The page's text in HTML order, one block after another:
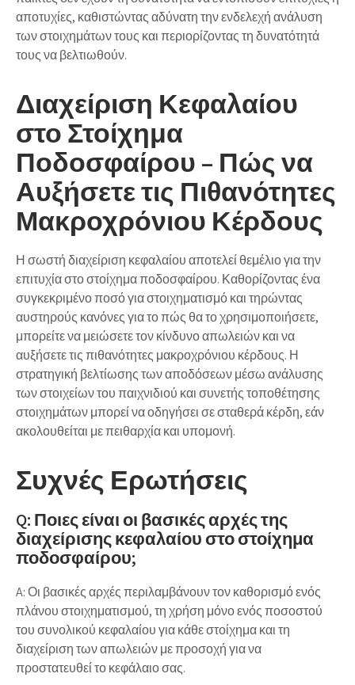
αποτυχίες, καθιστώντας αδύνατη την ενδελεχή ανάλυση
των στοιχημάτων τους και περιορίζοντας τη δυνατότητά
τους να βελτιωθούν.
Διαχείριση Κεφαλαίου
στο Στοίχημα
Ποδοσφαίρου – Πώς να
Αυξήσετε τις Πιθανότητες
Μακροχρόνιου Κέρδους
Η σωστή διαχείριση κεφαλαίου αποτελεί θεμέλιο για την
επιτυχία στο στοίχημα ποδοσφαίρου. Καθορίζοντας ένα
συγκεκριμένο ποσό για στοιχηματισμό και τηρώντας
αυστηρούς κανόνες για το πώς θα το χρησιμοποιήσετε,
μπορείτε να μειώσετε τον κίνδυνο απωλειών και να
αυξήσετε τις πιθανότητες μακροχρόνιου κέρδους. Η
στρατηγική βελτίωσης των αποδόσεων μέσω ανάλυσης
των στοιχείων του παιχνιδιού και συνετής τοποθέτησης
στοιχημάτων μπορεί να οδηγήσει σε σταθερά κέρδη, εάν
ακολουθείται με πειθαρχία και υπομονή.
Συχνές Ερωτήσεις
Q: Ποιες είναι οι βασικές αρχές της
διαχείρισης κεφαλαίου στο στοίχημα
ποδοσφαίρου;
A: Οι βασικές αρχές περιλαμβάνουν τον καθορισμό ενός
πλάνου στοιχηματισμού, τη χρήση μόνο ενός ποσοστού
του συνολικού κεφαλαίου για κάθε στοίχημα και τη
διαχείριση των απωλειών με προσοχή για να
προστατευθεί το κεφάλαιο σας.